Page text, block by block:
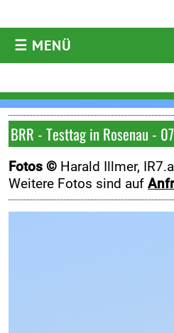
☰ MENÜ
Aktuelles
Archiv
ARC
WRC
BRR - Testtag in Rosenau -
Fotos © Harald Illmer,
Weitere Fotos sind auf